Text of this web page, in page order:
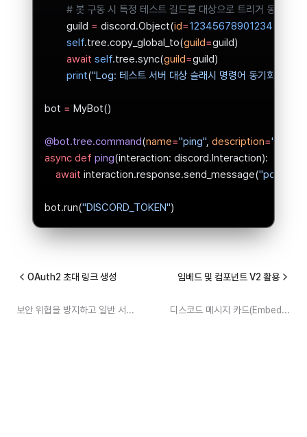
# 봇 구동 시 특정 테스트 길드를 대상으로 트리거 동기화를
        guild
= discord.Object(id=123456789012345
        self
.tree.copy_global_to(guild=guild)
        await
self.tree.sync(guild=guild)
        print
("Log: 테스트 서버 대상 슬래시 명령어 동기화 완료!"
bot = MyBot()
@bot.tree.command(name="ping", description="반응
async def ping(interaction: discord.Interaction):
    await
interaction.response.send_message("pong!"
bot.run("DISCORD_TOKEN")
OAuth2 초대 링크 생성
보안 위협을 방지하고 일반 서버 소유자들이 안심하고 봇을 추가할 수 있도록 안전하고 구조적인 봇 초대 링크 생성 프로세스를 설명합니다.
임베드 및 컴포넌트 V2 활용
디스코드 메시지 카드(Embed) 디자인 양식과 사용자 상호작용을 돕는 버튼, 선택 메뉴, 그리고 최신 컴포넌트 V2(Components V2) 레이아웃 코드 구현법을 익힙니다.